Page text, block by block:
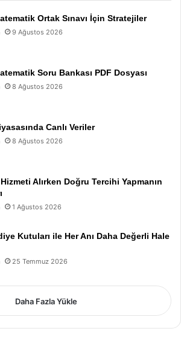
Ortak Sınavı İçin Stratejiler
9 Ağustos 2026
Soru Bankası PDF Dosyası
8 Ağustos 2026
Canlı Veriler
8 Ağustos 2026
Alırken Doğru Tercihi Yapmanın
1 Ağustos 2026
Kutuları ile Her Anı Daha Değerli Hale
25 Temmuz 2026
Daha Fazla Yükle